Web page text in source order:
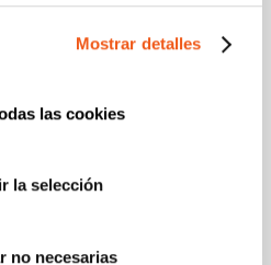
Mostrar detalles
las cookies
la selección
no necesarias